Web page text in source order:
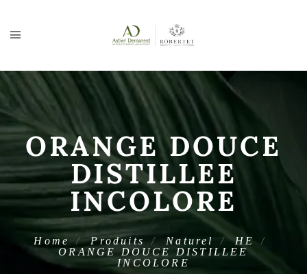
ORANGE DOUCE
DISTILLEE
INCOLORE
Home Produits Naturel
HE
ORANGE DOUCE DISTILLEE
INCOLORE